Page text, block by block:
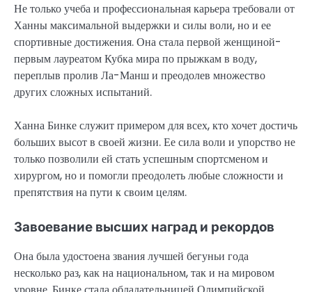
Не только учеба и профессиональная карьера требовали от
Ханны максимальной выдержки и силы воли, но и ее
спортивные достижения. Она стала первой женщиной-
первым лауреатом Кубка мира по прыжкам в воду,
переплыв пролив Ла-Манш и преодолев множество
других сложных испытаний.
Ханна Бинке служит примером для всех, кто хочет достичь
больших высот в своей жизни. Ее сила воли и упорство не
только позволили ей стать успешным спортсменом и
хирургом, но и помогли преодолеть любые сложности и
препятствия на пути к своим целям.
Завоевание высших наград и рекордов
Она была удостоена звания лучшей бегуньи года
несколько раз, как на национальном, так и на мировом